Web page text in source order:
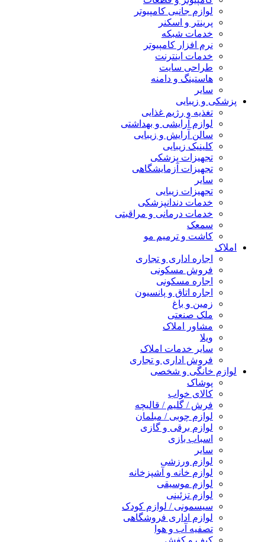
لوازم جانبی کامپیوتر
پرینتر و اسکنر
خدمات شبکه
نرم افزار کامپیوتر
خدمات اینترنت
طراحی سایت
هاستینگ و دامنه
سایر
پزشکی و زیبایی
تغذیه و رژیم غذایی
لوازم آرایشی و بهداشتی
سالن آرایش و زیبایی
کلینیک زیبایی
تجهیزات پزشکی
تجهیزات آزمایشگاهی
سایر
تجهیزات زیبایی
خدمات دندانپزشکی
خدمات درمانی و مراقبتی
سمعک
کاشت و ترمیم مو
املاک
اجاره اداری و تجاری
فروش مسکونی
اجاره مسکونی
اجاره اتاق و پانسیون
زمین و باغ
ملک صنعتی
مشاور املاک
ویلا
سایر خدمات املاک
فروش اداری و تجاری
لوازم خانگی و شخصی
پوشاک
کالای خواب
فرش / گلیم / قالیچه
لوازم چوبی / مبلمان
لوازم برقی و گازی
اسباب بازی
سایر
لوازم ورزشی
لوازم خانه و آشپزخانه
لوازم موسیقی
لوازم تزئینی
سیسمونی / لوازم کودک
لوازم اداری فروشگاهی
تصفیه آب و هوا